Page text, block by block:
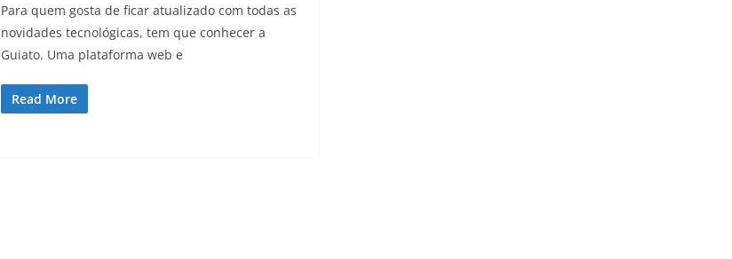
Para quem gosta de ficar atualizado com todas as
novidades tecnológicas, tem que conhecer a
Guiato. Uma plataforma web e
Read More